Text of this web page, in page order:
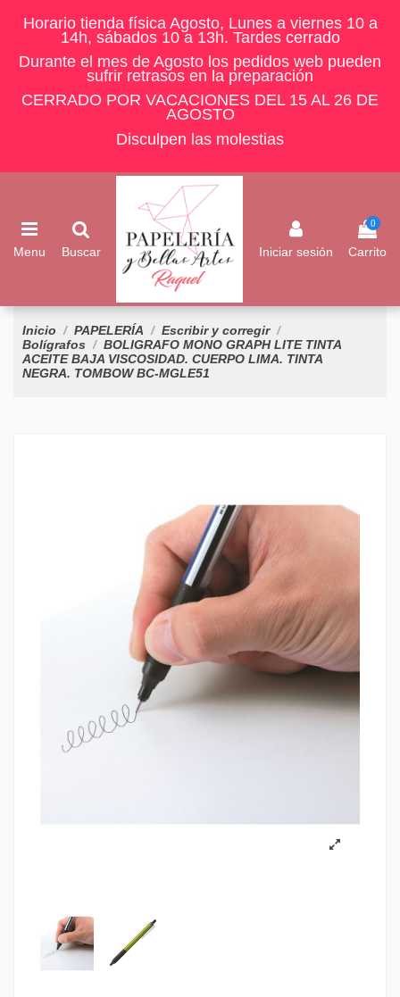
Horario tienda física Agosto, Lunes a viernes 10 a
14h, sábados 10 a 13h. Tardes cerrado
Durante el mes de Agosto los pedidos web pueden
sufrir retrasos en la preparación
CERRADO POR VACACIONES DEL 15 AL 26 DE
AGOSTO
Disculpen las molestias
Menu Buscar Iniciar sesión
0
Carrito
Inicio PAPELERÍA
Escribir y corregir
Bolígrafos
BOLIGRAFO MONO GRAPH LITE TINTA
ACEITE BAJA VISCOSIDAD. CUERPO LIMA. TINTA
NEGRA. TOMBOW BC-MGLE51